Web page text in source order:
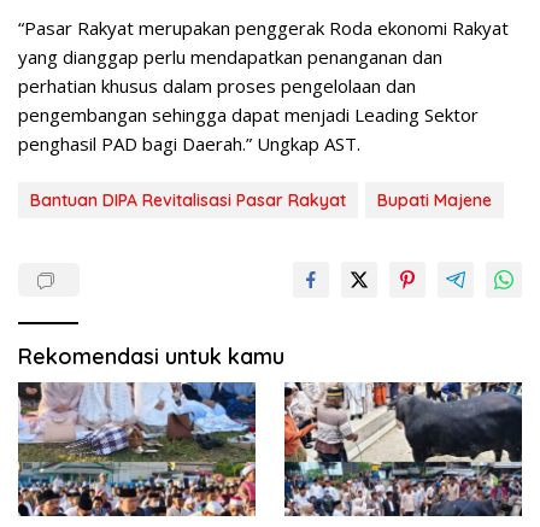
“Pasar Rakyat merupakan penggerak Roda ekonomi Rakyat
yang dianggap perlu mendapatkan penanganan dan
perhatian khusus dalam proses pengelolaan dan
pengembangan sehingga dapat menjadi Leading Sektor
penghasil PAD bagi Daerah.” Ungkap AST.
Bantuan DIPA Revitalisasi Pasar Rakyat Bupati Majene
Rekomendasi untuk kamu